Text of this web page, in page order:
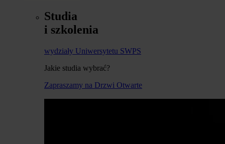
Studia
i szkolenia
wydziały Uniwersytetu SWPS
Jakie studia wybrać?
Zapraszamy na Drzwi Otwarte